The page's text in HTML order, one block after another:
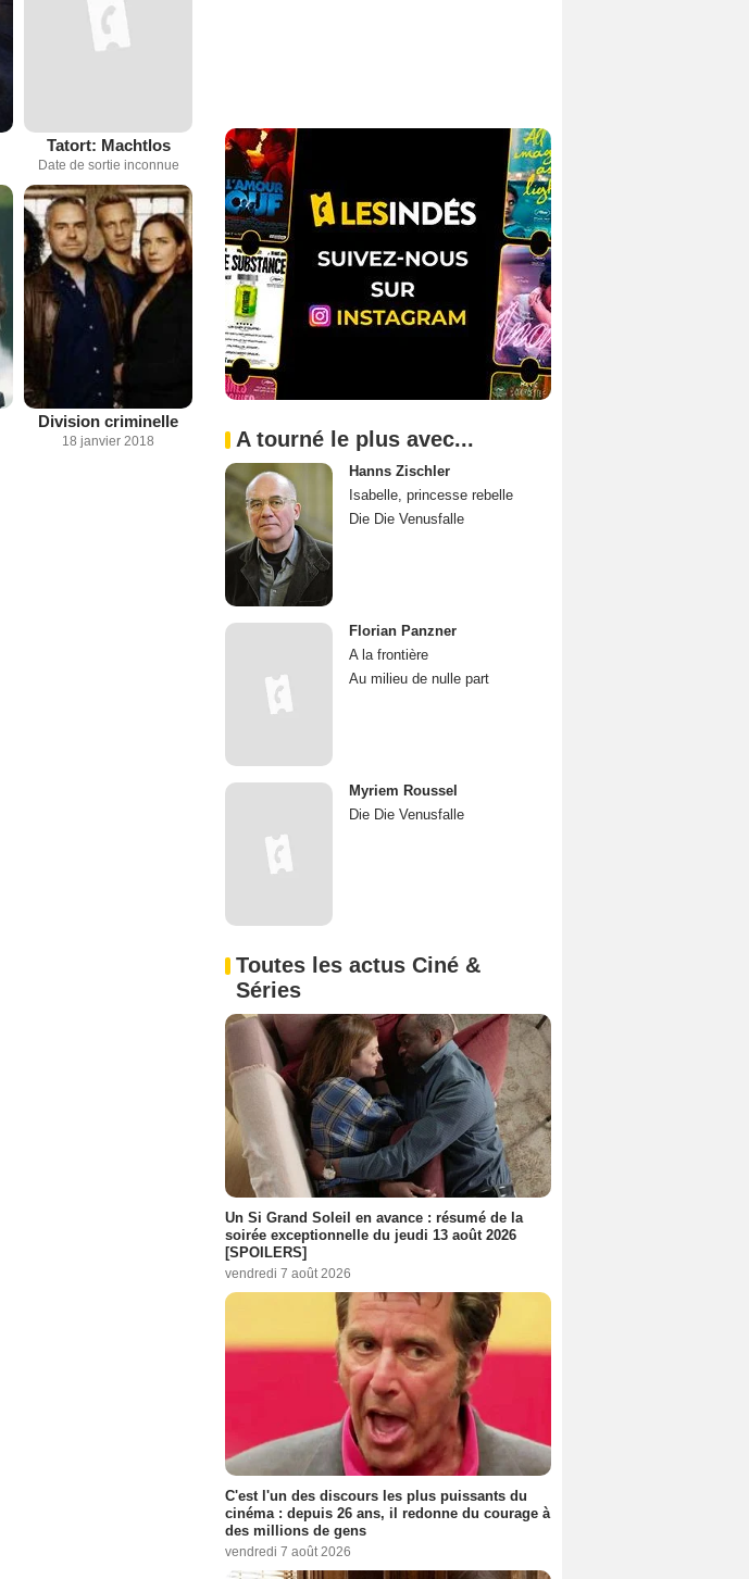
Tatort: Machtlos
Date de sortie inconnue
Division criminelle
18 janvier 2018 A tourné le plus avec...
Hanns Zischler
Isabelle, princesse rebelle
Die Die Venusfalle
Florian Panzner
A la frontière
Au milieu de nulle part
Myriem Roussel
Die Die Venusfalle
Toutes les actus Ciné &
Séries
Un Si Grand Soleil en avance : résumé de la
soirée exceptionnelle du jeudi 13 août 2026
[SPOILERS]
vendredi 7 août 2026
C'est l'un des discours les plus puissants du
cinéma : depuis 26 ans, il redonne du courage à
des millions de gens
vendredi 7 août 2026